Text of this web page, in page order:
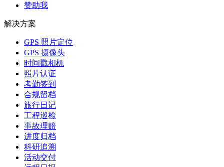
赞助我
解决方案
GPS 照片定位
GPS 摄像头
时间戳相机
照片认证
考勤签到
合规留档
旅行日记
工程巡检
事故理赔
进度归档
科研追溯
活动交付